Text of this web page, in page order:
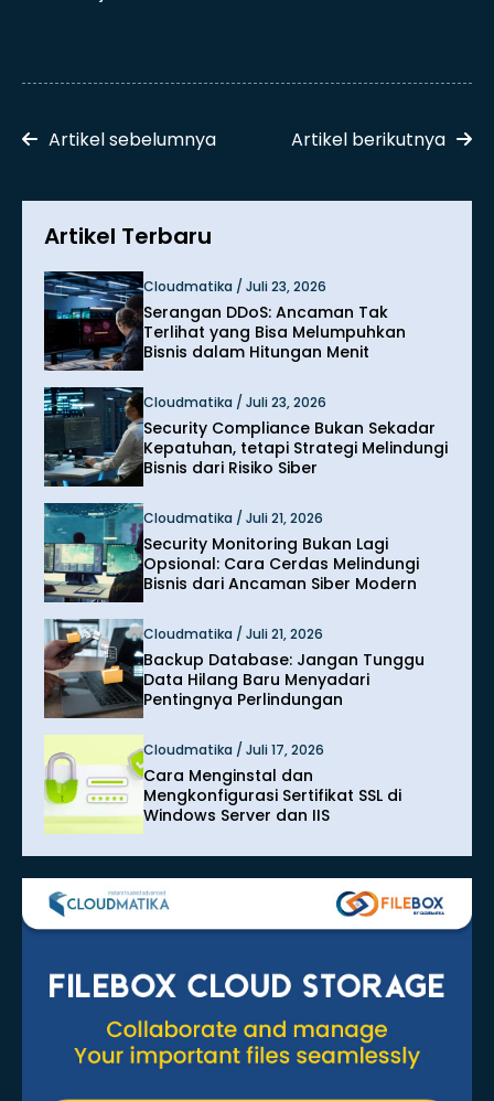
Artikel sebelumnya Artikel berikutnya
Artikel Terbaru
Cloudmatika / Juli 23, 2026
Serangan DDoS: Ancaman Tak
Terlihat yang Bisa Melumpuhkan
Bisnis dalam Hitungan Menit
Cloudmatika / Juli 23, 2026
Security Compliance Bukan Sekadar
Kepatuhan, tetapi Strategi Melindungi
Bisnis dari Risiko Siber
Cloudmatika / Juli 21, 2026
Security Monitoring Bukan Lagi
Opsional: Cara Cerdas Melindungi
Bisnis dari Ancaman Siber Modern
Cloudmatika / Juli 21, 2026
Backup Database: Jangan Tunggu
Data Hilang Baru Menyadari
Pentingnya Perlindungan
Cloudmatika / Juli 17, 2026
Cara Menginstal dan
Mengkonfigurasi Sertifikat SSL di
Windows Server dan IIS